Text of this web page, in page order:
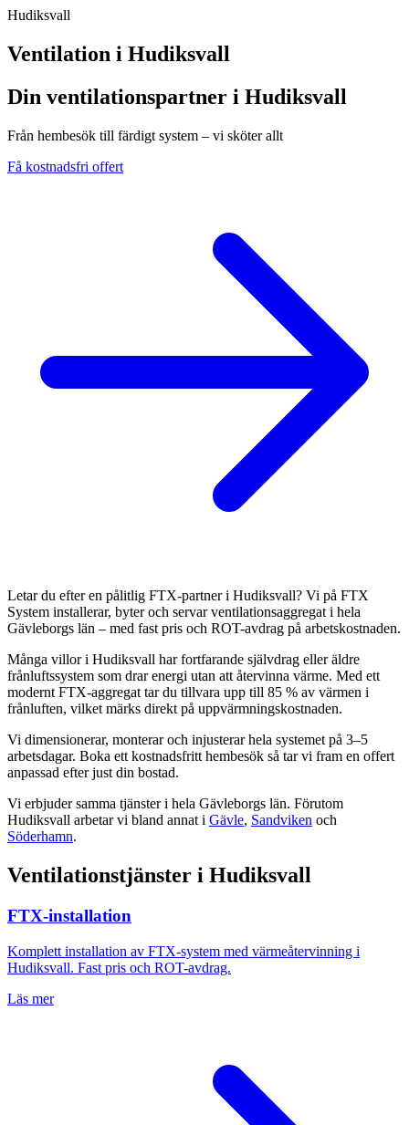
Hudiksvall
Ventilation i Hudiksvall
Din ventilationspartner i Hudiksvall
Från hembesök till färdigt system – vi sköter allt
Få kostnadsfri offert
Letar du efter en pålitlig FTX-partner i Hudiksvall? Vi på FTX
System installerar, byter och servar ventilationsaggregat i hela
Gävleborgs län – med fast pris och ROT-avdrag på arbetskostnaden.
Många villor i Hudiksvall har fortfarande självdrag eller äldre
frånluftssystem som drar energi utan att återvinna värme. Med ett
modernt FTX-aggregat tar du tillvara upp till 85 % av värmen i
frånluften, vilket märks direkt på uppvärmningskostnaden.
Vi dimensionerar, monterar och injusterar hela systemet på 3–5
arbetsdagar. Boka ett kostnadsfritt hembesök så tar vi fram en offert
anpassad efter just din bostad.
Vi erbjuder samma tjänster i hela Gävleborgs län. Förutom
Hudiksvall arbetar vi bland annat i Gävle, Sandviken och
Söderhamn.
Ventilationstjänster i Hudiksvall
FTX-installation
Komplett installation av FTX-system med värmeåtervinning i
Hudiksvall. Fast pris och ROT-avdrag.
Läs mer